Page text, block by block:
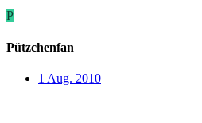
P
Pützchenfan
1 Aug. 2010